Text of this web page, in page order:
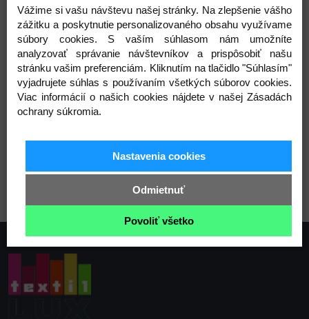
poškriabaním, nánosom prachu, vzduchom atd.
Zloženie: polypropylen 100%
Rozmery: 7 x 22 cm
Hrúbka: 40µ
Varianty
Vážime si vašu návštevu našej stránky. Na zlepšenie vášho
zážitku a poskytnutie personalizovaného obsahu využívame
súbory cookies. S vaším súhlasom nám umožníte
analyzovať správanie návštevníkov a prispôsobiť našu
stránku vašim preferenciám. Kliknutím na tlačidlo "Súhlasím"
vyjadrujete súhlas s používaním všetkých súborov cookies.
Viac informácií o našich cookies nájdete v našej Zásadách
ochrany súkromia.
Nastavenia cookies
Odmietnuť
Povoliť všetko